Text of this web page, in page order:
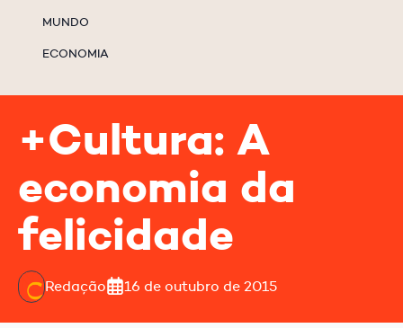
MUNDO
ECONOMIA
+Cultura: A
economia da
felicidade
Redação 16 de outubro de 2015